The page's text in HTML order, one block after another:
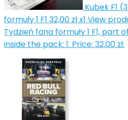
Kubek F1
formuły 1 F1 32,00 złx1 View
Tydzień fana formuły 1 F1, part
inside the pack: 1. Price: 32,00 zł.